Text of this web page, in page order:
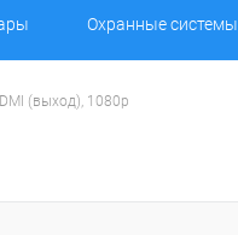
Охранные системы
(выход), 1080p